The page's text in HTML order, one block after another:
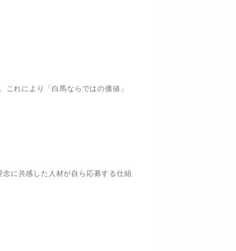
れにより「白馬ならではの価値」
念に共感した人材が自ら応募する仕組